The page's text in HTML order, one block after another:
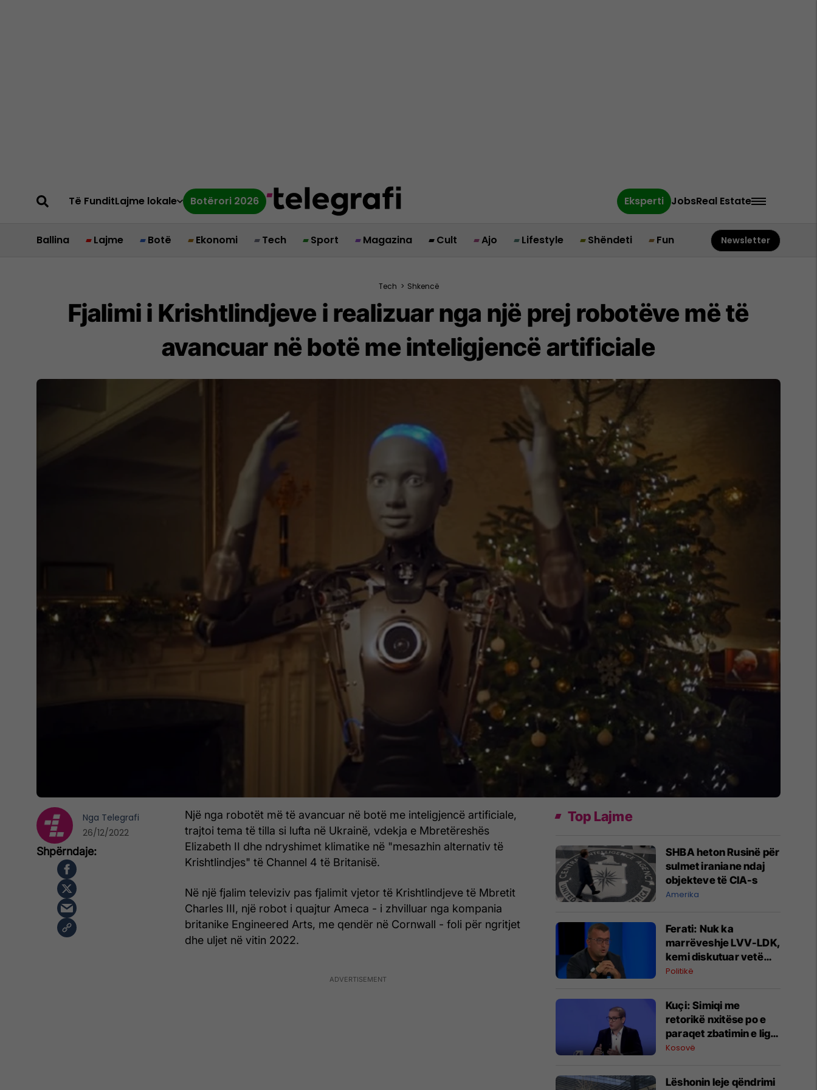
Të FunditLajme lokale Botërori 2026 Eksperti JobsReal Estate
Ballina Lajme Botë Ekonomi Tech Sport Magazina Cult Ajo Lifestyle Shëndeti Fun Newsletter
Tech > Shkencë
Fjalimi i Krishtlindjeve i realizuar nga një prej robotëve më të
avancuar në botë me inteligjencë artificiale
Një nga robotët më të avancuar në botë me inteligjencë artificiale,
trajtoi tema të tilla si lufta në Ukrainë, vdekja e Mbretëreshës
Elizabeth II dhe ndryshimet klimatike në "mesazhin alternativ të
Krishtlindjes" të Channel 4 të Britanisë.
Në një fjalim televiziv pas fjalimit vjetor të Krishtlindjeve të Mbretit
Charles III, një robot i quajtur Ameca - i zhvilluar nga kompania
britanike Engineered Arts, me qendër në Cornwall - foli për ngritjet
dhe uljet në vitin 2022.
Nga Telegrafi
26/12/2022
Top Lajme
SHBA heton Rusinë për
sulmet iraniane ndaj
objekteve të CIA-s
Amerika
Ferati: Nuk ka
marrëveshje LVV-LDK,
kemi diskutuar vetëm
për parime
Politikë
Kuçi: Simiqi me
retorikë nxitëse po e
paraqet zbatimin e ligjit
në veri si "spastrim
Kosovë
Lëshonin leje qëndrimi